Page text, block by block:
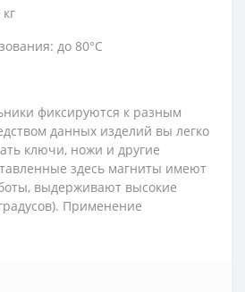
до 80°C
фиксируются к разным
данных изделий вы легко
ключи, ножи и другие
здесь магниты имеют
выдерживают высокие
Применение